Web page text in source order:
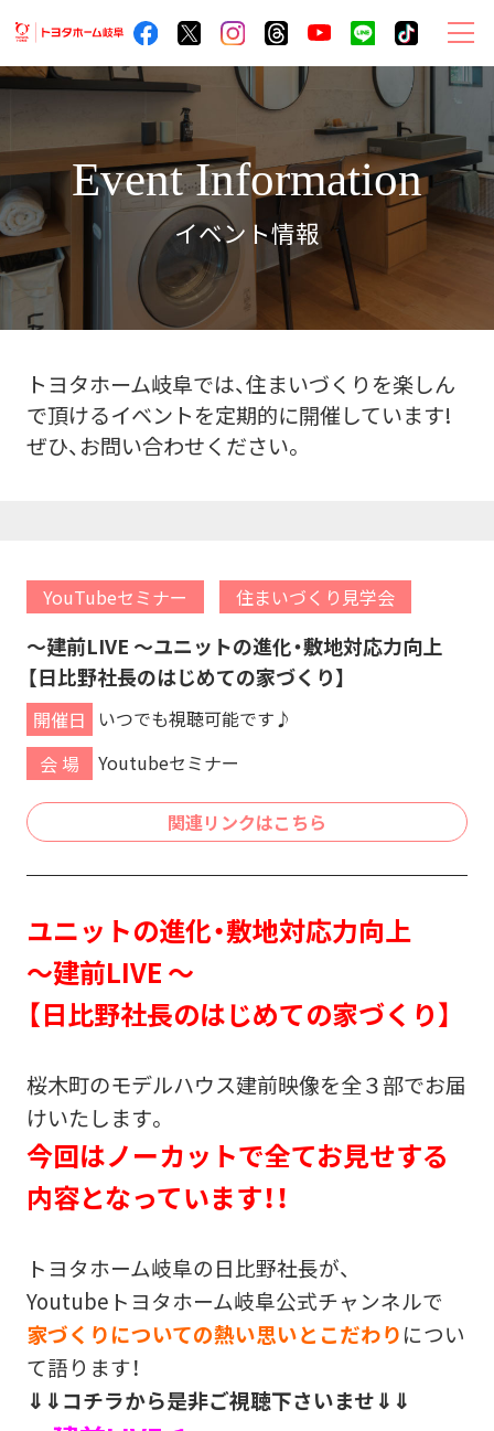
ト
ヨ
ホ
ー
ム
岐
イ
メ
Event Information
イベント情報
トヨタホーム岐阜では、住まいづくりを楽しん
で頂けるイベントを定期的に開催しています!
ぜひ、お問い合わせください。
YouTubeセミナー 住まいづくり見学会
～建前LIVE ～ユニットの進化・敷地対応力向上
【日比野社長のはじめての家づくり】
開催日
いつでも視聴可能です♪
会 場
Youtubeセミナー
関連リンクはこちら
ユニットの進化・敷地対応力向上
～建前LIVE ～
【日比野社長のはじめての家づくり】
桜木町のモデルハウス建前映像を全３部でお届
けいたします。
今回はノーカットで全てお見せする
内容となっています！！
トヨタホーム岐阜の日比野社長が、
Youtubeトヨタホーム岐阜公式チャンネルで
家づくりについての熱い思いとこだわりについ
て語ります！
⇓⇓コチラから是非ご視聴下さいませ⇓⇓